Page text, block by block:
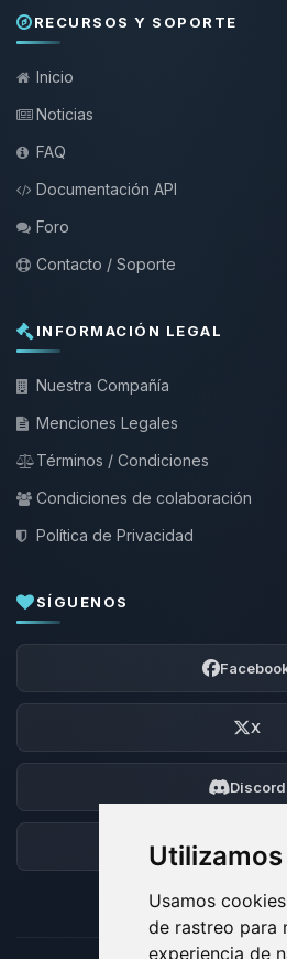
Usamos
de rastreo para
experiencia de
RECURSOS Y SOPORTE
Inicio
Noticias
FAQ
Documentación API
Foro
Contacto / Soporte
INFORMACIÓN LEGAL
Nuestra Compañía
Menciones Legales
Términos / Condiciones
Condiciones de colaboración
Política de Privacidad
SÍGUENOS
X
Discord
Foro